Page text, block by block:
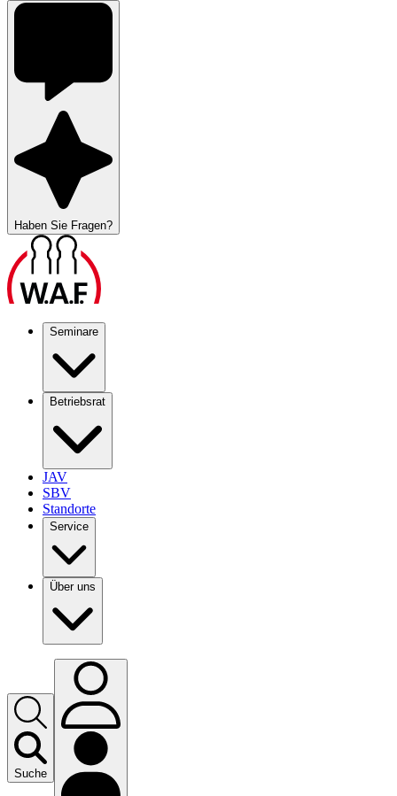
Haben Sie Fragen?
Seminare
Betriebsrat
JAV
SBV
Standorte
Service
Über uns
Suche